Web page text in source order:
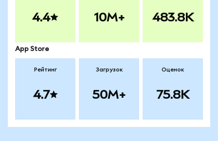
4.4 10M+ 483.8K
App Store
Рейтинг
4.7
Загрузок
50M+
Оценок
75.8K